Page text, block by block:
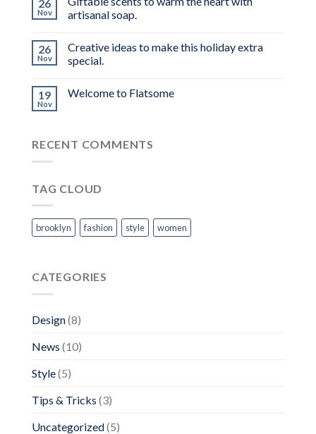
26
Nov
artisanal soap.
26
Nov
Creative ideas to make this holiday extra
special.
19
Nov
Welcome to Flatsome
RECENT COMMENTS
TAG CLOUD
brooklyn fashion style women
CATEGORIES
Design(8)
News (10)
Style(5)
Tips & Tricks (3)
Uncategorized(5)